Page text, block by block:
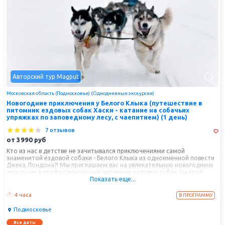
Авторский тур Magput
Московская область (Подмосковье) (Однодневные экскурсии)
Новогодние приключения у Белого Клыка (путешествие в
питомник ездовых собак Хаски - катание на собачьих
упряжках по заповедному лесу, с чаепитием) (1 день)
7 отзывов
от 3990 руб
Кто из нас в детстве не зачитывался приключениями самой
знаменитой ездовой собаки - Белого Клыка из одноименной повести
Джека Лондона?! Мы приглашаем вас на увлекательную новогоднюю
экскурсию в профессиональный питомник ездовых собак. На этой
удивительно доброй и познавательной экскурсии вы узнаете много
древней породе ездовых собак, которые являются прямыми
потомками волков. Вы сможете погладить и поиграть с этими
пушистыми и преданными человеку созданиями, попробуете свои
силы в качестве каюра - погонщика собак, сделаете отличные
фотографии в обнимку со взрослыми хасками и крепышами-
Показать еще...
4 часа В ПРОГРАММУ
Подмосковье
Все даты